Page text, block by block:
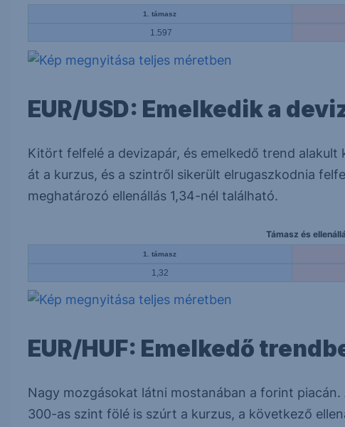
1. támasz
1.597
EUR/USD: Emelkedik a
Kitört felfelé a devizapár, és emelkedő trend
át a kurzus, és a szintről sikerült elrugaszkodnia
meghatározó ellenállás 1,34-nél található.
Támasz és
1. támasz
1,32
EUR/HUF: Emelkedő
Nagy mozgásokat látni mostanában a forint
300-as szint fölé is szúrt a kurzus, a következő